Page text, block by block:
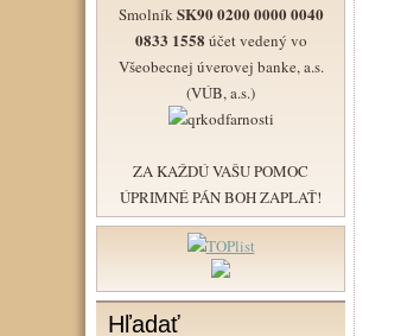
SmolníkSK90 0200 0000 0040
0833 1558 účet vedený vo
Všeobecnej úverovej banke, a.s.
(VÚB, a.s.)
ZA KAŽDÚ VAŠU POMOC
ÚPRIMNÉ PÁN BOH ZAPLAŤ!
Hľadať